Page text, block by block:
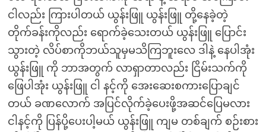
ငါလည်း ကြားပါတယ် ယွန်းဖြူ ယွန်းဖြူ တို့နေခဲ့တဲ့
တိုက်ခန်းကိုလည်း ရောက်ခဲ့သေးတယ် ယွန်းဖြူ ပြောင်း
သွားတဲ့ လိပ်စာကိုဘယ်သူမှမသိကြဘူးလေ ဒါနဲ့ နေပါအုံး
ယွန်းဖြူ ကို ဘာအတွက် လာရှာတာလည်း ငြိမ်းသက်ကို
ဖြေပါအုံး ယွန်းဖြူ ငါ နင့်ကို အေးဆေးစကားပြောချင်
တယ် ခဏလောက် အပြင်လိုက်ခဲ့ပေးဖို့အဆင်ပြေမလား
ငါနင့်ကို ပြန်ပို့ပေးပါ့မယ် ယွန်းဖြူ ကျမ တစ်ချက် စဉ်းစား